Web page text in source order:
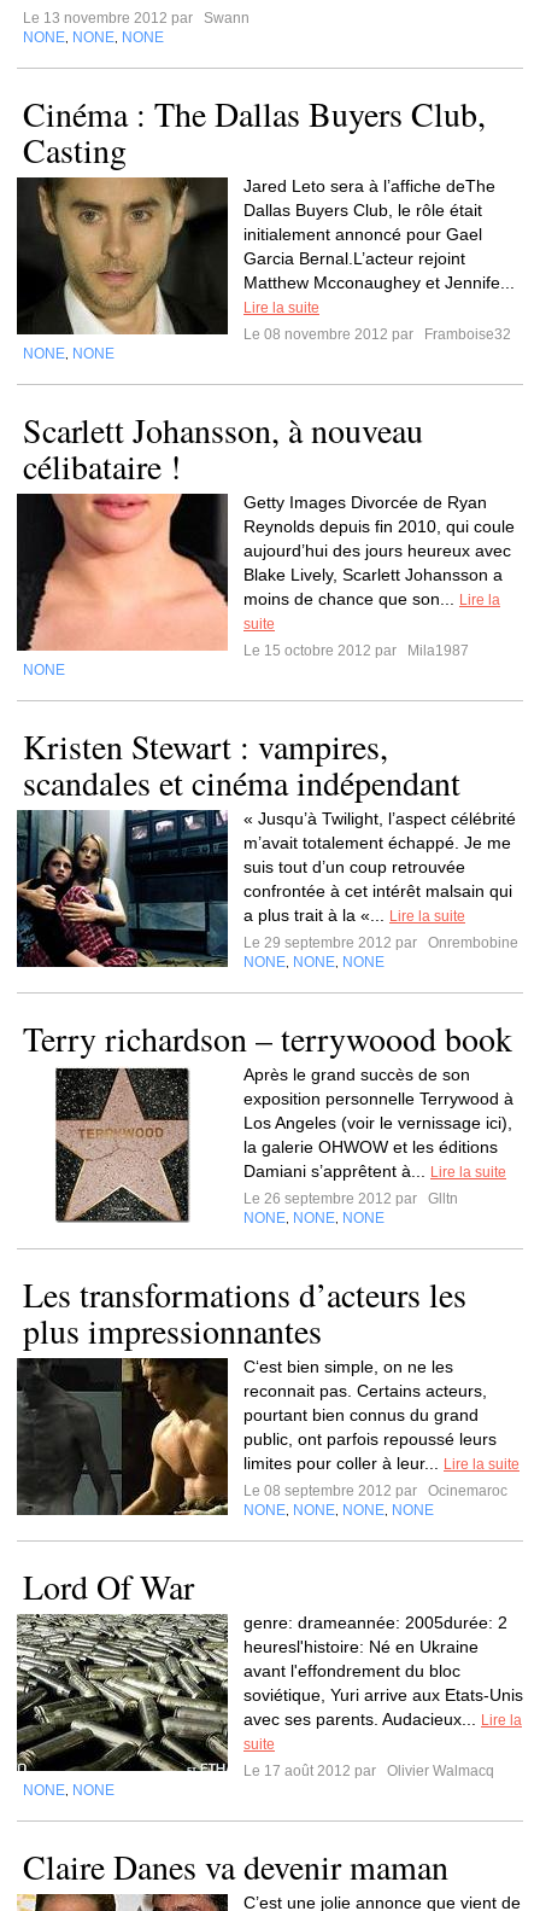
Le 13 novembre 2012 par
Swann
NONE NONE NONE
Cinéma : The Dallas Buyers Club,
Casting
Jared Leto sera à l’affiche deThe
Dallas Buyers Club, le rôle était
initialement annoncé pour Gael
Garcia Bernal.L’acteur rejoint
Matthew Mcconaughey et Jennife...
Lire la suite
Le 08 novembre 2012 par
Framboise32
NONE NONE
Scarlett Johansson, à nouveau
célibataire !
Getty Images Divorcée de Ryan
Reynolds depuis fin 2010, qui coule
aujourd’hui des jours heureux avec
Blake Lively, Scarlett Johansson a
moins de chance que son...
Lire la
suite
Le 15 octobre 2012 par
Mila1987
NONE
Kristen Stewart : vampires,
scandales et cinéma indépendant
« Jusqu’à Twilight, l’aspect célébrité
m’avait totalement échappé. Je me
suis tout d’un coup retrouvée
confrontée à cet intérêt malsain qui
a plus trait à la «...
Lire la suite
Le 29 septembre 2012 par
Onrembobine
NONE NONE NONE
Terry richardson – terrywoood book
Après le grand succès de son
exposition personnelle Terrywood à
Los Angeles (voir le vernissage ici),
la galerie OHWOW et les éditions
Damiani s’apprêtent à...
Lire la suite
Le 26 septembre 2012 par
Glltn
NONE NONE NONE
Les transformations d’acteurs les
plus impressionnantes
C‘est bien simple, on ne les
reconnait pas. Certains acteurs,
pourtant bien connus du grand
public, ont parfois repoussé leurs
limites pour coller à leur...
Lire la suite
Le 08 septembre 2012 par
Ocinemaroc
NONE NONE NONE NONE
Lord Of War
genre: drameannée: 2005durée: 2
heuresl'histoire: Né en Ukraine
avant l'effondrement du bloc
soviétique, Yuri arrive aux Etats-Unis
avec ses parents. Audacieux...
Lire la
suite
Le 17 août 2012 par
Olivier Walmacq
NONE NONE
Claire Danes va devenir maman
C’est une jolie annonce que vient de